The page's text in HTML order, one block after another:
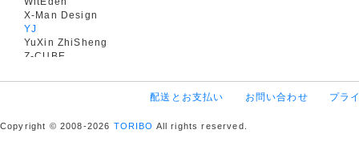
X-Man Design
YJ
YuXin ZhiSheng
Z-CUBE
配送とお支払い お問い合わせ プラ
Copyright © 2008-2026 TORIBO All rights reserved.